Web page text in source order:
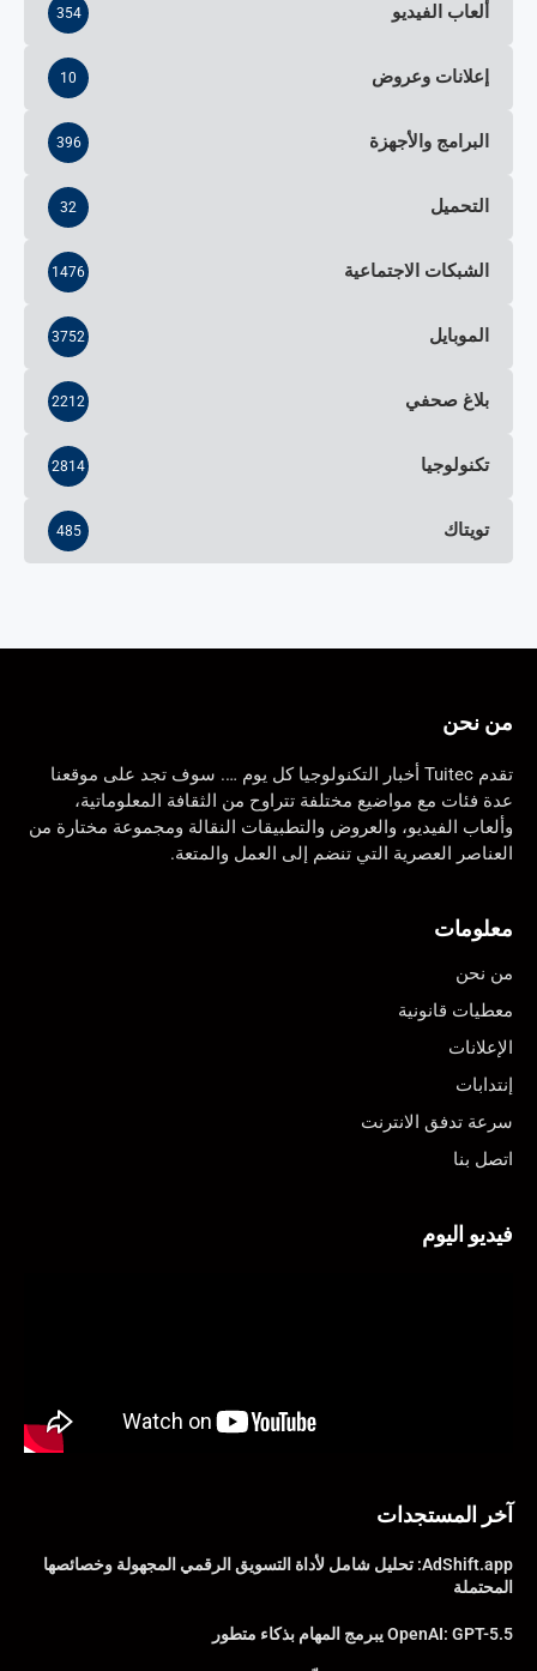
ألعاب الفيديو 354
إعلانات وعروض 10
البرامج والأجهزة 396
التحميل 32
الشبكات الاجتماعية 1476
الموبايل 3752
بلاغ صحفي 2212
تكنولوجيا 2814
تويتاك 485
من نحن
تقدم Tuitec أخبار التكنولوجيا كل يوم …. سوف تجد على موقعنا
عدة فئات مع مواضيع مختلفة تتراوح من الثقافة المعلوماتية،
وألعاب الفيديو، والعروض والتطبيقات النقالة ومجموعة مختارة من
العناصر العصرية التي تنضم إلى العمل والمتعة.
معلومات
من نحن
معطيات قانونية
الإعلانات
إنتدابات
سرعة تدفق الانترنت
اتصل بنا
فيديو اليوم
آخر المستجدات
AdShift.app: تحليل شامل لأداة التسويق الرقمي المجهولة وخصائصها
المحتملة
OpenAI: GPT-5.5 يبرمج المهام بذكاء متطور